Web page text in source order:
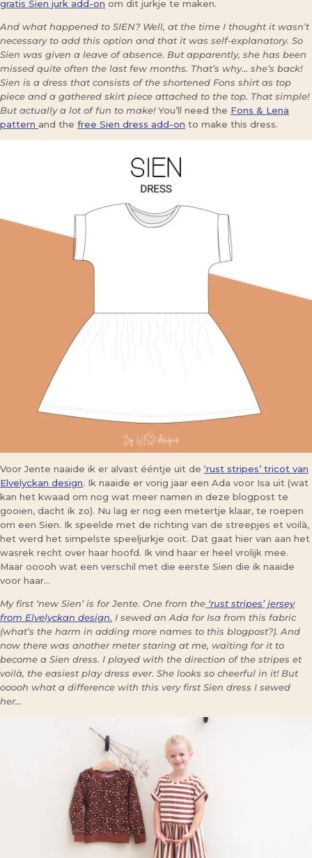
gratis Sien jurk add-on om dit jurkje te maken.
And what happened to SIEN? Well, at the time I thought it wasn’t
necessary to add this option and that it was self-explanatory. So
Sien was given a leave of absence. But apparently, she has been
missed quite often the last few months. That’s why… she’s back!
Sien is a dress that consists of the shortened Fons shirt as top
piece and a gathered skirt piece attached to the top. That simple!
But actually a lot of fun to make!You’ll need the Fons & Lena
pattern and the free Sien dress add-on to make this dress.
Voor Jente naaide ik er alvast ééntje uit de ‘rust stripes’ tricot van
Elvelyckan design. Ik naaide er vorig jaar een Ada voor Isa uit (wat
kan het kwaad om nog wat meer namen in deze blogpost te
gooien, dacht ik zo). Nu lag er nog een metertje klaar, te roepen
om een Sien. Ik speelde met de richting van de streepjes et voilà,
het werd het simpelste speeljurkje ooit. Dat gaat hier van aan het
wasrek recht over haar hoofd. Ik vind haar er heel vrolijk mee.
Maar ooooh wat een verschil met die eerste Sien die ik naaide
voor haar…
My first ‘new Sien’ is for Jente. One from the ‘rust stripes’ jersey
from Elvelyckan design. I sewed an Ada for Isa from this fabric
(what’s the harm in adding more names to this blogpost?). And
now there was another meter staring at me, waiting for it to
become a Sien dress. I played with the direction of the stripes et
voilà, the easiest play dress ever. She looks so cheerful in it! But
ooooh what a difference with this very first Sien dress I sewed
her…